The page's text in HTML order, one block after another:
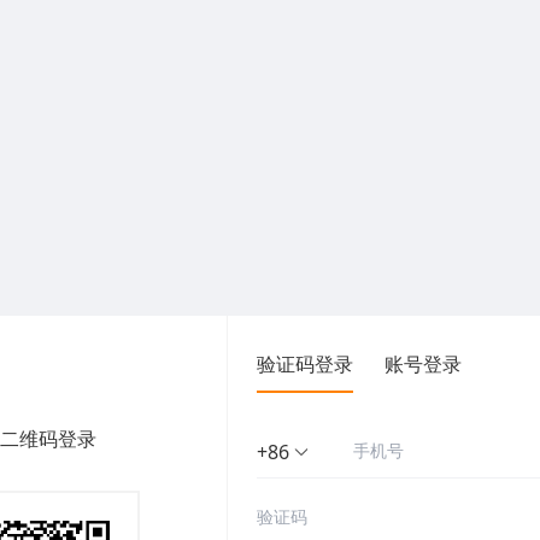
维码登录
验证码登录 账号登录
+86